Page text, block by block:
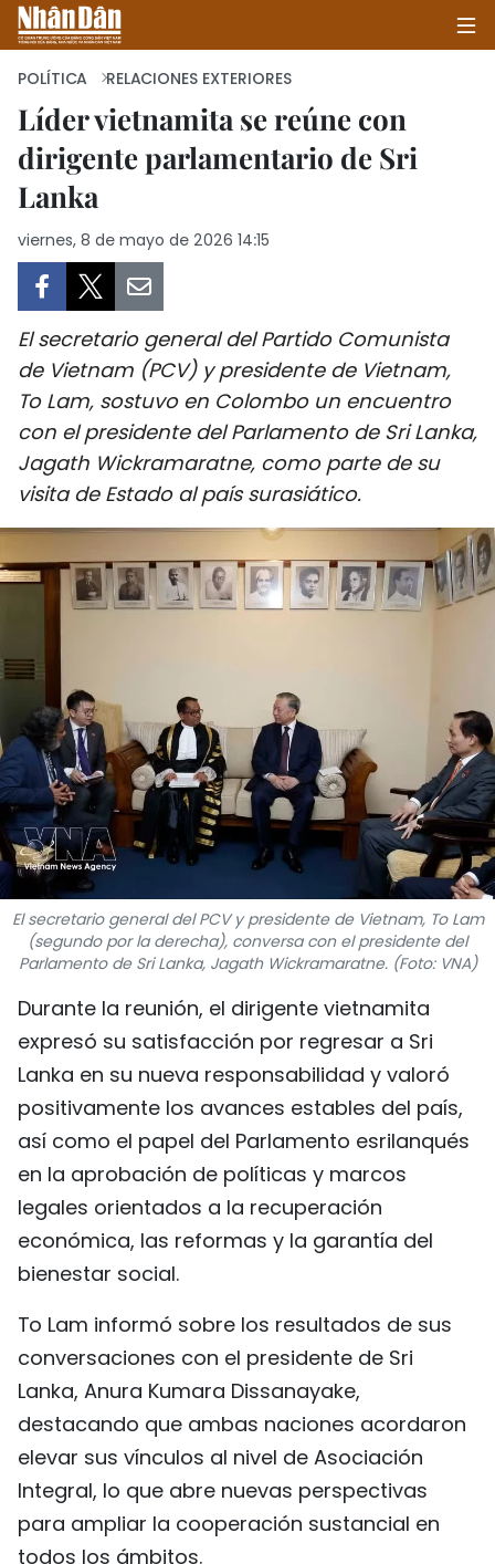
INICIO
SALUD - MEDIO AMBIENTE
CULTURA - ENTRETENIMIENTO
INTERNACIONAL
DEPORTES
VIAJES
FOTOGRAFÍA
¿QUIÉNES SOMOS?
TIẾNG VIỆT
ENGLISH
中文
FRANÇAIS
РУССКИЙ
POLÍTICA RELACIONES EXTERIORES
Líder vietnamita se reúne con
dirigente parlamentario de Sri
Lanka
viernes, 8 de mayo de 2026 14:15
El secretario general del Partido Comunista
de Vietnam (PCV) y presidente de Vietnam,
To Lam, sostuvo en Colombo un encuentro
con el presidente del Parlamento de Sri Lanka,
Jagath Wickramaratne, como parte de su
visita de Estado al país surasiático.
El secretario general del PCV y presidente de Vietnam, To Lam
(segundo por la derecha), conversa con el presidente del
Parlamento de Sri Lanka, Jagath Wickramaratne. (Foto: VNA)
Durante la reunión, el dirigente vietnamita
expresó su satisfacción por regresar a Sri
Lanka en su nueva responsabilidad y valoró
positivamente los avances estables del país,
así como el papel del Parlamento esrilanqués
en la aprobación de políticas y marcos
legales orientados a la recuperación
económica, las reformas y la garantía del
bienestar social.
To Lam informó sobre los resultados de sus
conversaciones con el presidente de Sri
Lanka, Anura Kumara Dissanayake,
destacando que ambas naciones acordaron
elevar sus vínculos al nivel de Asociación
Integral, lo que abre nuevas perspectivas
para ampliar la cooperación sustancial en
todos los ámbitos.